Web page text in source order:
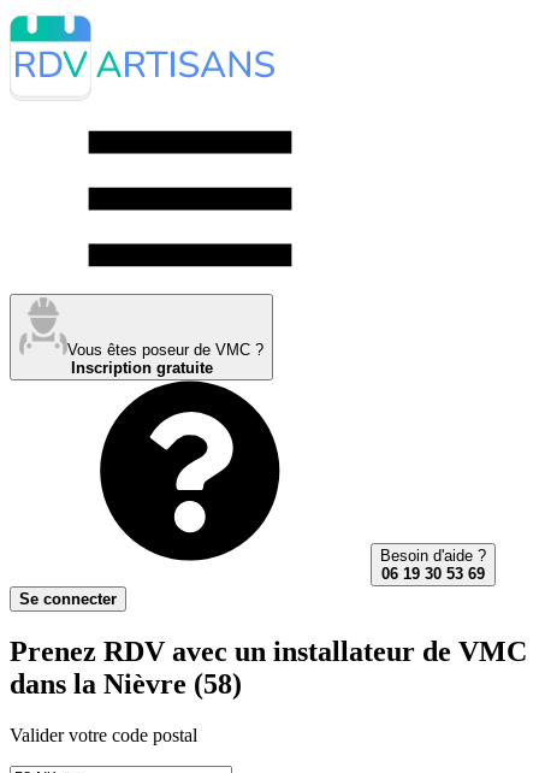
Vous êtes poseur de VMC ?
Inscription gratuite
Besoin d'aide ?
06 19 30 53 69
Se connecter
Prenez RDV avec un installateur de VMC
dans la Nièvre (58)
Valider votre code postal